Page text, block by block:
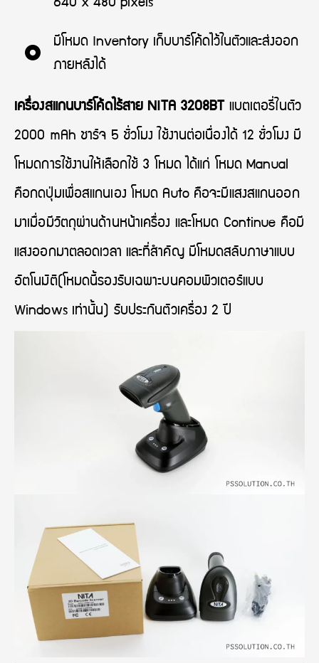
มีโหมด Inventory เก็บบาร์โค้ดไว้ในตัวและส่งออก
ภายหลังได้
เครื่องสแกนบาร์โค้ดไร้สาย NITA 3208BTแบตเตอรี่ในตัว
2000 mAh ชาร์จ 5 ชั่วโมง ใช้งานต่อเนื่องได้ 12 ชั่วโมง มี
โหมดการใช้งานให้เลือกใช้ 3 โหมด ได้แก่ โหมด Manual
คือกดปุ่มเพื่อสแกนเอง โหมด Auto คือจะมีแสงสแกนออก
มาเมื่อมีวัตถุผ่านด้านหน้าเครื่อง และโหมด Continue คือมี
แสงออกมาตลอดเวลา และที่สำคัญ มีโหมดสลับภาษาแบบ
อัตโนมัติ(โหมดนี้รองรับเฉพาะบนคอมพิวเตอร์แบบ
Windows เท่านั้น) รับประกันตัวเครื่อง 2 ปี